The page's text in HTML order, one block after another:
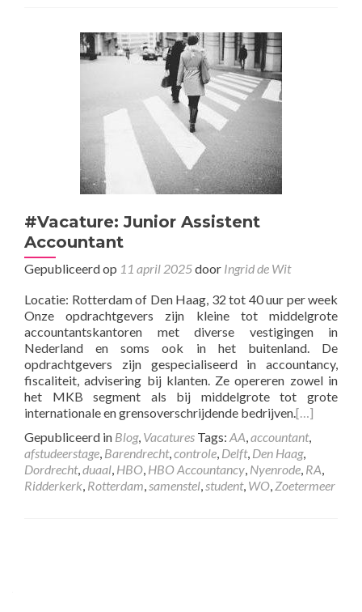
#Vacature: Junior Assistent
Accountant
Gepubliceerd op 11 april 2025door Ingrid de Wit
Locatie: Rotterdam of Den Haag, 32 tot 40 uur per week
Onze opdrachtgevers zijn kleine tot middelgrote
accountantskantoren met diverse vestigingen in
Nederland en soms ook in het buitenland. De
opdrachtgevers zijn gespecialiseerd in accountancy,
fiscaliteit, advisering bij klanten. Ze opereren zowel in
het MKB segment als bij middelgrote tot grote
internationale en grensoverschrijdende bedrijven.[…]
Gepubliceerd in Blog, Vacatures Tags: AA,accountant,
afstudeerstage, Barendrecht,controle, Delft, Den Haag,
Dordrecht,duaal, HBO, HBO Accountancy, Nyenrode, RA,
Ridderkerk, Rotterdam,samenstel,student, WO, Zoetermeer